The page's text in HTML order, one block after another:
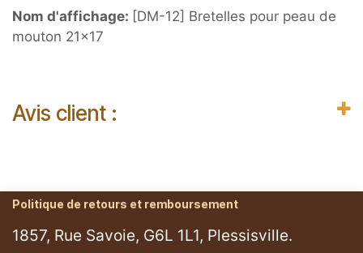
Nom d'affichage: [DM-12] Bretelles pour peau de
mouton 21x17
Avis client :
Politique de retours et remboursement
1857, Rue Savoie, G6L 1L1, Plessisville.